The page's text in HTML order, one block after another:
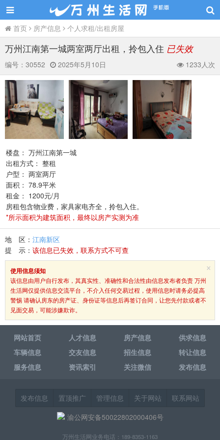
首页 房产信息 个人求租/出租房屋
万州江南第一城两室两厅出租，拎包入住 已失效
编号： 30552 2025年5月10日 1233人次
楼盘： 万州江南第一城
出租方式： 整租
户型： 两室两厅
面积： 78.9平米
租金： 1200元/月
房租包含物业费，家具家电齐全，拎包入住。
*所示面积为建筑面积，最终以房产实测为准
地 区： 江南新区
提 示： 该信息已失效，联系方式不可查
×
使用信息须知
该信息由用户自行发布，其真实性、准确性和合法性由信息发布者负责 万州
生活网仅提供信息交流平台，不介入任何交易过程，使用信息时请务必提高
警惕 请确认房东的房产证、身份证等信息后再签订合同，让您先付款或者不
见面交易，可能涉嫌欺诈。
网站首页 人才信息 房产信息
供求信息
车辆信息
交友信息 招生信息
转让信息
服务信息
资讯索引 关注微信 发布信息
发布信息 置顶推广 管理信息 关于网站
联系网站
渝公网安备50022802000406号
万州生活网业务电话：189-8353-1163